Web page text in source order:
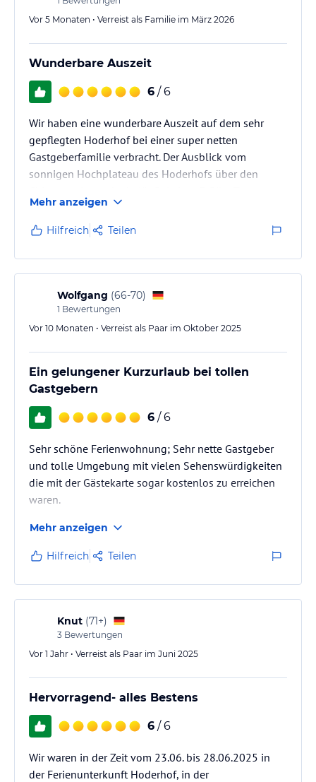
Vor 5 Monaten • Verreist als Familie im März 2026
Wunderbare Auszeit
6 / 6
Wir haben eine wunderbare Auszeit auf dem sehr
gepflegten Hoderhof bei einer super netten
Gastgeberfamilie verbracht. Der Ausblick vom
sonnigen Hochplateau des Hoderhofs über den
den Chiemsee sowie einen Ausflug auf die Herren-
und Fraueninsel haben wir uns gut erholt. Herzlichen
Dank! Wir kommen wieder!
Mehr anzeigen
Hilfreich Teilen
Wolfgang (66-70)
1 Bewertungen
Vor 10 Monaten • Verreist als Paar im Oktober 2025
Ein gelungener Kurzurlaub bei tollen
Gastgebern
6 / 6
Sehr schöne Ferienwohnung; Sehr nette Gastgeber
und tolle Umgebung mit vielen Sehenswürdigkeiten
die mit der Gästekarte sogar kostenlos zu erreichen
waren.
Mehr anzeigen
Hilfreich Teilen
Knut (71+)
3 Bewertungen
Vor 1 Jahr • Verreist als Paar im Juni 2025
Hervorragend- alles Bestens
6 / 6
Wir waren in der Zeit vom 23.06. bis 28.06.2025 in
der Ferienunterkunft Hoderhof, in der